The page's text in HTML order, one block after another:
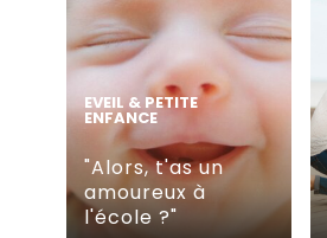
EVEIL & PETITE
ENFANCE
"Alors, t'as un
amoureux à
l'école ?"